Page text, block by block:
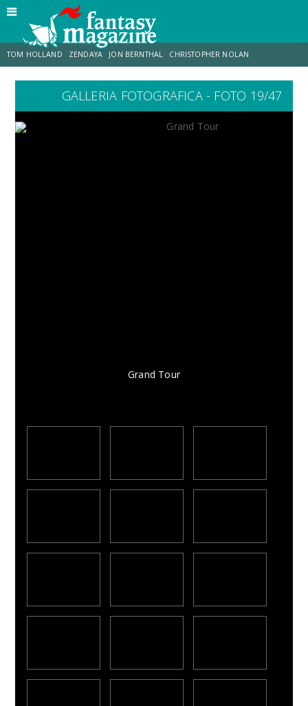
TOM HOLLAND ZENDAYA JON BERNTHAL CHRISTOPHER NOLAN
LUCCA COMICS & GAMES ODISSEA JACOB BATALON
GALLERIA FOTOGRAFICA - FOTO 19/47
Grand Tour